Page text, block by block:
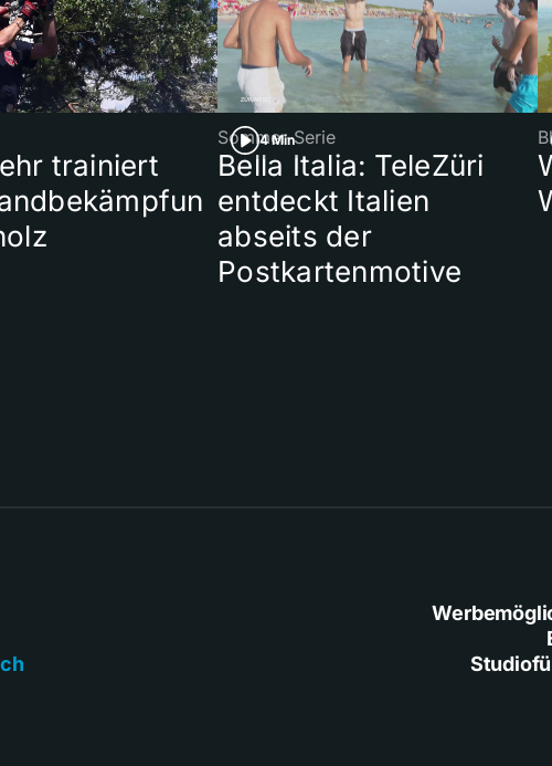
trainiert
4 Min
Sommer-Serie
Bella Italia: TeleZüri
entdeckt Italien
abseits der
Postkartenmotive